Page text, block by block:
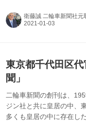
衛藤誠 二輪車新聞社元
東京都千代田区
聞」
二輪車新聞の創刊は、
ジン社と共に皇居の中、
多くも皇居の中に存在し